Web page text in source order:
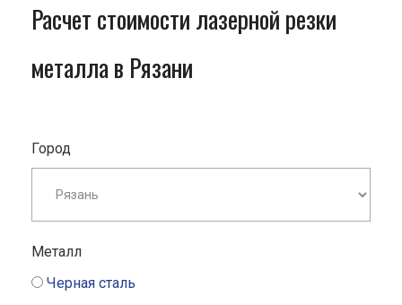
Расчет стоимости лазерной резки
металла в Рязани
Город
Металл
Черная сталь